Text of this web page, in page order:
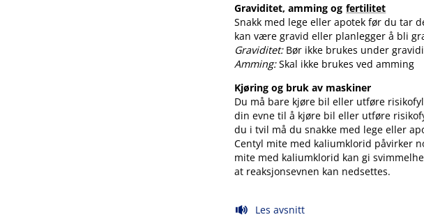
Graviditet, amming og fertilitet
Snakk med lege eller apotek før du tar
kan være gravid eller planlegger å bli
Graviditet: Bør ikke brukes under
Amming:Skal ikke brukes ved amming
Kjøring og bruk av maskiner
Du må bare kjøre bil eller utføre
din evne til å kjøre bil eller utføre
du i tvil må du snakke med lege eller
Centyl mite med kaliumklorid påvirker
mite med kaliumklorid kan gi
at reaksjonsevnen kan nedsettes.
Les avsnitt